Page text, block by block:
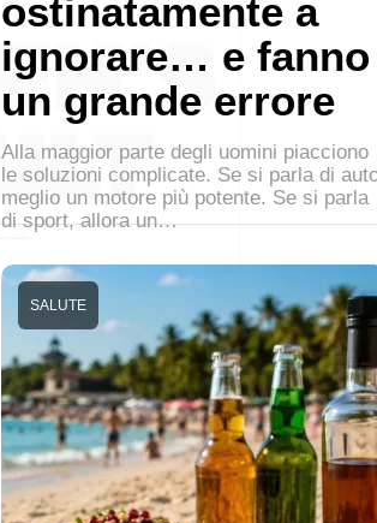
ostinatamente a
ignorare… e fanno
un grande errore
Alla maggior parte degli uomini piacciono
le soluzioni complicate. Se si parla di
meglio un motore più potente. Se si parla
di sport, allora un…
SALUTE